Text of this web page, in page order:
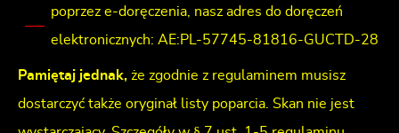
poprzez e-doręczenia, nasz adres do doręczeń
elektronicznych: AE:PL-57745-81816-GUCTD-28
Pamiętaj jednak, że zgodnie z regulaminem musisz
dostarczyć także oryginał listy poparcia. Skan nie jest